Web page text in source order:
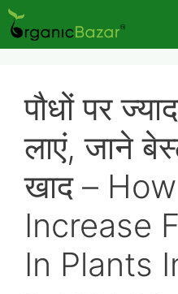
Skip
to
content
पौधों पर
लाएं, जाने
खाद –
Increase
In Plants